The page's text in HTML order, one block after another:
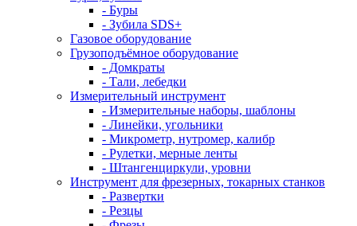
- Буры
- Зубила SDS+
Газовое оборудование
Грузоподъёмное оборудование
- Домкраты
- Тали, лебедки
Измерительный инструмент
- Измерительные наборы, шаблоны
- Линейки, угольники
- Микрометр, нутромер, калибр
- Рулетки, мерные ленты
- Штангенциркули, уровни
Инструмент для фрезерных, токарных станков
- Развертки
- Резцы